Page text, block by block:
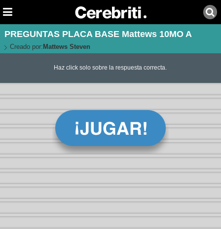
PREGUNTAS PLACA BASE Mattews 10MO A
Creado por: Mattews Steven
Haz click solo sobre la respuesta correcta.